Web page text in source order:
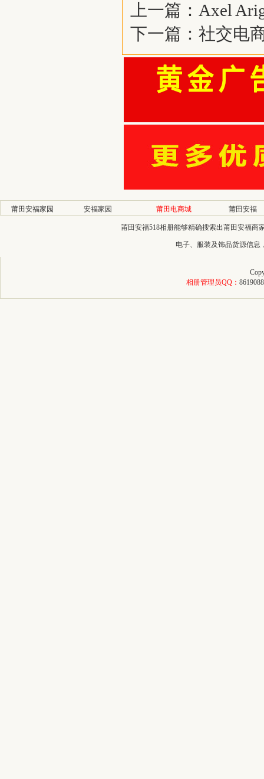
上一篇： Axel
下一篇： 社交电
莆田安福家园 安福家园 莆田电商城 莆田安福
莆田安福518相册能够精确搜索出莆田安福商
电子、服装及饰品货源信
相册管理员QQ： 8619088